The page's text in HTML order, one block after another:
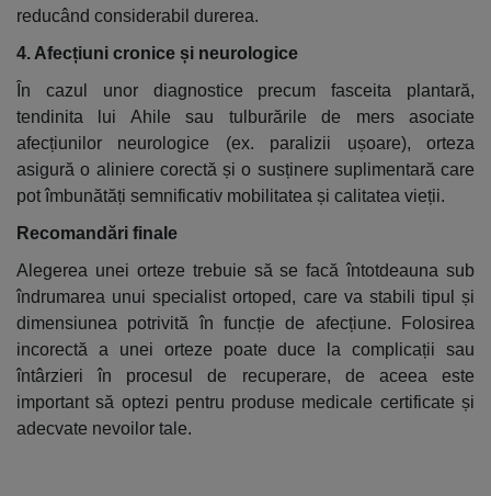
reducând considerabil durerea.
4. Afecțiuni cronice și neurologice
În cazul unor diagnostice precum fasceita plantară,
tendinita lui Ahile sau tulburările de mers asociate
afecțiunilor neurologice (ex. paralizii ușoare), orteza
asigură o aliniere corectă și o susținere suplimentară care
pot îmbunătăți semnificativ mobilitatea și calitatea vieții.
Recomandări finale
Alegerea unei orteze trebuie să se facă întotdeauna sub
îndrumarea unui specialist ortoped, care va stabili tipul și
dimensiunea potrivită în funcție de afecțiune. Folosirea
incorectă a unei orteze poate duce la complicații sau
întârzieri în procesul de recuperare, de aceea este
important să optezi pentru produse medicale certificate și
adecvate nevoilor tale.